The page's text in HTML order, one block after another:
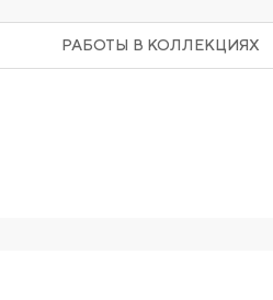
РАБОТЫ В КОЛЛЕКЦИЯХ